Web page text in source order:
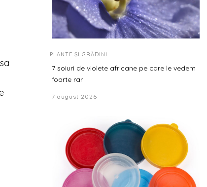
PLANTE ȘI GRĂDINI
7 soiuri de violete africane pe care le vedem
foarte rar
7 august 2026